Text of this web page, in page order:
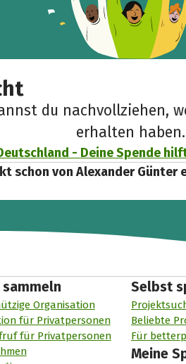
du nachvollziehen,
erhalten haben.
- Deine Spende
schon von Alexander Günter
WhatsApp
Organisation
für Privatpersonen
für Privatpersonen
Selbst
Beliebte
Für
Meine